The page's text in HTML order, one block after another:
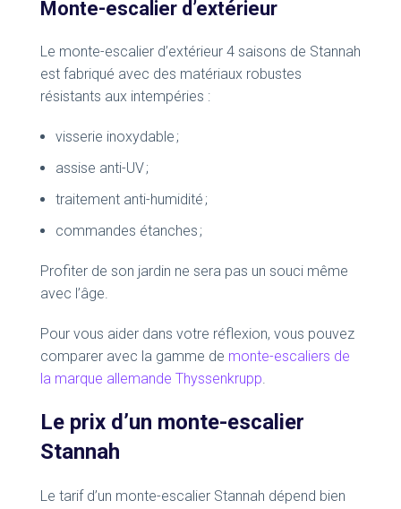
Monte-escalier d’extérieur
Le monte-escalier d’extérieur 4 saisons de Stannah
est fabriqué avec des matériaux robustes
résistants aux intempéries :
visserie inoxydable ;
assise anti-UV ;
traitement anti-humidité ;
commandes étanches ;
Profiter de son jardin ne sera pas un souci même
avec l’âge.
Pour vous aider dans votre réflexion, vous pouvez
comparer avec la gamme de monte-escaliers de
la marque allemande Thyssenkrupp.
Le prix d’un monte-escalier
Stannah
Le tarif d’un monte-escalier Stannah dépend bien